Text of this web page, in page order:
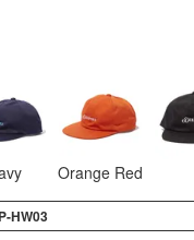
Orange Red
HW03